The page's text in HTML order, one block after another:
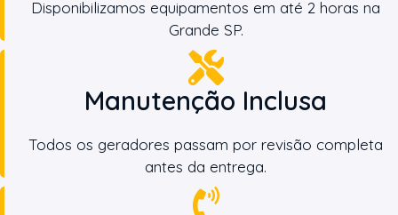
Disponibilizamos equipamentos em até 2 horas na
Grande SP.
Manutenção Inclusa
Todos os geradores passam por revisão completa
antes da entrega.